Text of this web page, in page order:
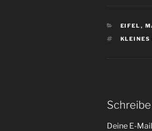
EIFEL ,
KLEINES
Deine E-